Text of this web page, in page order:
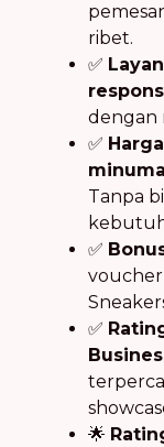
ribet.
✅
dengan
✅
Tanpa
✅
voucher
✅
🌟